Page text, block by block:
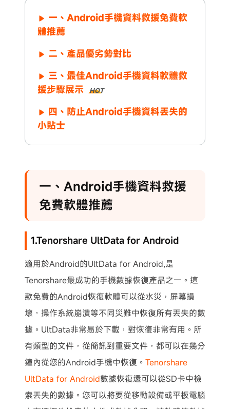
一、Android手機資料救援免費軟
體推薦
二、產品優劣勢對比
三、最佳Android手機資料軟體救
援步驟展示
HOT
四、防止Android手機資料丟失的
小貼士
一、Android手機資料救援
免費軟體推薦
1.Tenorshare UltData for Android
適用於Android的UltData for Android,是
Tenorshare最成功的手機數據恢復產品之一。這
款免費的Android恢復軟體可以從水災，屏幕損
壞，操作系統崩潰等不同災難中恢復所有丟失的數
據。UltData非常易於下載，對恢復非常有用。所
有類型的文件，從簡訊到重要文件，都可以在幾分
鐘內從您的Android手機中恢復。 Tenorshare
UltData for Android數據恢復還可以從SD卡中檢
索丟失的數據。您可以將要從移動設備或平板電腦